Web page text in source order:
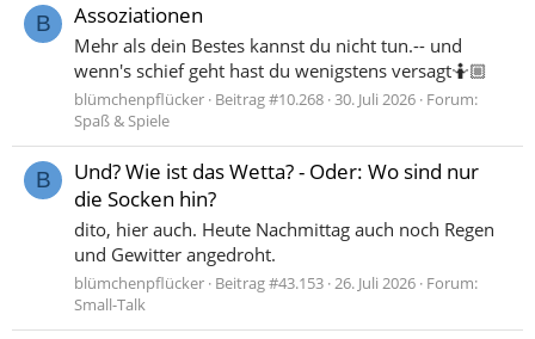
B Assoziationen
Mehr als dein Bestes kannst du nicht tun.-- und
wenn's schief geht hast du wenigstens versagt🤷🏼
blümchenpflücker Beitrag #10.268 30. Juli 2026 Forum:
Spaß & Spiele
B
Und? Wie ist das Wetta? - Oder: Wo sind nur
die Socken hin?
dito, hier auch. Heute Nachmittag auch noch Regen
und Gewitter angedroht.
blümchenpflücker Beitrag #43.153 26. Juli 2026 Forum:
Small-Talk